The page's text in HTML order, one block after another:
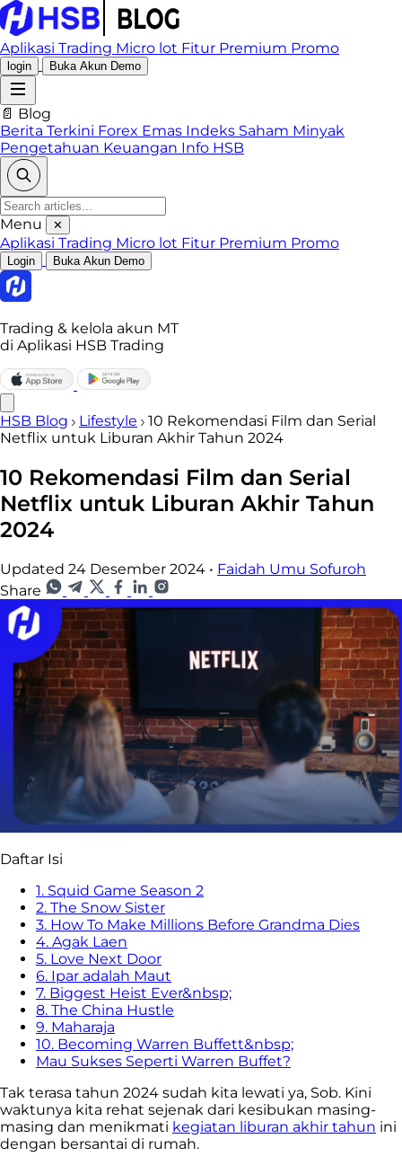
Aplikasi Trading Micro lot Fitur Premium Promo
login Buka Akun Demo
📄 Blog
Berita Terkini Forex Emas Indeks Saham Minyak
Pengetahuan Keuangan Info HSB
Menu ✕
Aplikasi Trading Micro lot Fitur Premium Promo
Login Buka Akun Demo
Trading & kelola akun MT
di Aplikasi HSB Trading
HSB Blog Lifestyle
10 Rekomendasi Film dan Serial
Netflix untuk Liburan Akhir Tahun 2024
10 Rekomendasi Film dan Serial
Netflix untuk Liburan Akhir Tahun
2024
Updated 24 Desember 2024 • Faidah Umu Sofuroh
Share
Daftar Isi
1. Squid Game Season 2
2. The Snow Sister
3. How To Make Millions Before Grandma Dies
4. Agak Laen
5. Love Next Door
6. Ipar adalah Maut
7. Biggest Heist Ever&nbsp;
8. The China Hustle
9. Maharaja
10. Becoming Warren Buffett&nbsp;
Mau Sukses Seperti Warren Buffet?
Tak terasa tahun 2024 sudah kita lewati ya, Sob. Kini
waktunya kita rehat sejenak dari kesibukan masing-
masing dan menikmati kegiatan liburan akhir tahun ini
dengan bersantai di rumah.